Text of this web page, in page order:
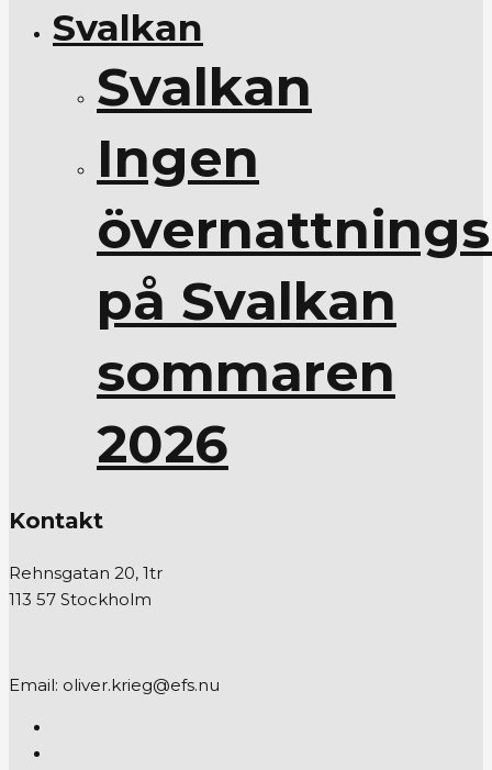
Svalkan
Svalkan
Ingen
på Svalkan
sommaren
2026
Kontakt
Rehnsgatan 20, 1tr
113 57 Stockholm
Email: oliver.krieg@efs.nu